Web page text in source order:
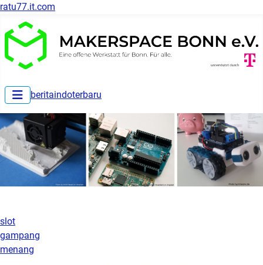
ratu77.it.com
beritaindoterbaru
slot
gampang
menang